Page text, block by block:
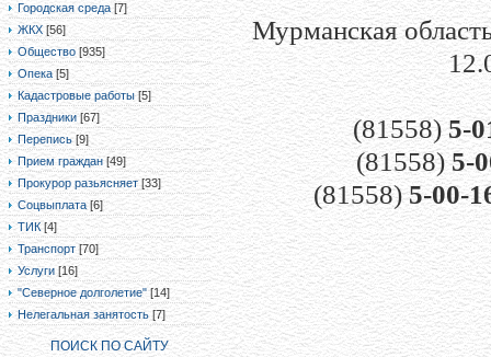
Городская среда [7]
ЖКХ [56]
Общество [935]
Опека [5]
Кадастровые работы [5]
Праздники [67]
Перепись [9]
Прием граждан [49]
Прокурор разьясняет [33]
Соцвыплата [6]
ТИК [4]
Транспорт [70]
Услуги [16]
"Северное долголетие" [14]
Нелегальная занятость [7]
ПОИСК ПО САЙТУ
Мурманская
(81558)5-
(81558)5-
(81558)5-00-